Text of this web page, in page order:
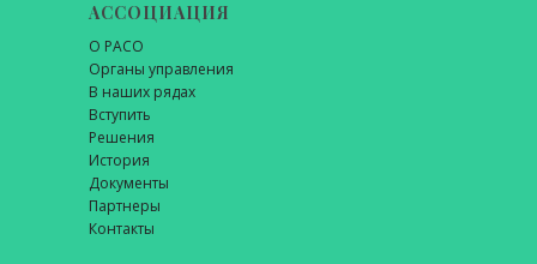
АССОЦИАЦИЯ
О РАСО
Органы управления
В наших рядах
Вступить
Решения
История
Документы
Партнеры
Контакты